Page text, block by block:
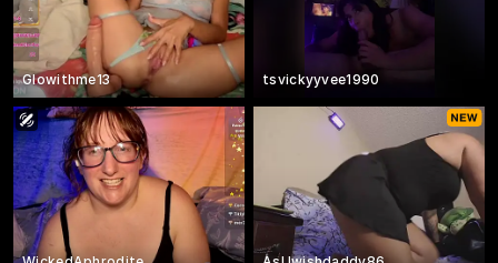
Glowithme13 tsvickyyvee1990